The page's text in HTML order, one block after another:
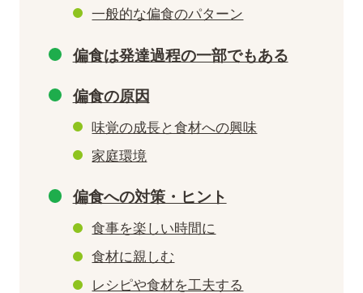
一般的な偏食のパターン
偏食は発達過程の一部でもある
偏食の原因
味覚の成長と食材への興味
家庭環境
偏食への対策・ヒント
食事を楽しい時間に
食材に親しむ
レシピや食材を工夫する